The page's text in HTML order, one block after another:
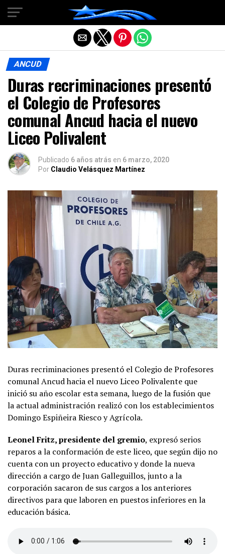
ANCUD
Duras recriminaciones presentó
el Colegio de Profesores
comunal Ancud hacia el nuevo
Liceo Polivalent
Publicado 6 años atrás en 6 marzo, 2020
Por Claudio Velásquez Martínez
Duras recriminaciones presentó el Colegio de Profesores
comunal Ancud hacia el nuevo Liceo Polivalente que
inició su año escolar esta semana, luego de la fusión que
la actual administración realizó con los establecimientos
Domingo Espiñeira Riesco y Agrícola.
Leonel Fritz, presidente del gremio, expresó serios
reparos a la conformación de este liceo, que según dijo no
cuenta con un proyecto educativo y donde la nueva
dirección a cargo de Juan Galleguillos, junto a la
corporación sacaron de sus cargos a los anteriores
directivos para que laboren en puestos inferiores en la
educación básica.
Salir de la versión móvil